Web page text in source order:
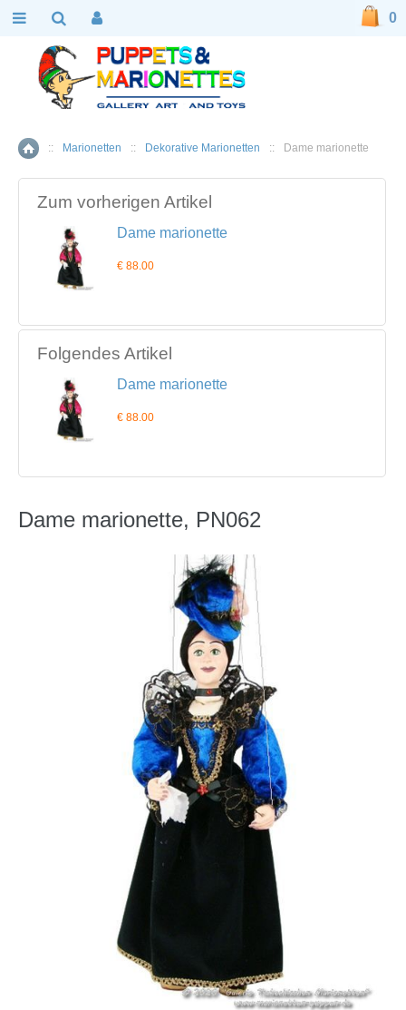
Home
:: Marionetten :: Dekorative Marionetten :: Dame marionette
Zum vorherigen Artikel
Dame marionette
€ 88.00
Folgendes Artikel
Dame marionette
€ 88.00
Dame marionette, PN062
0